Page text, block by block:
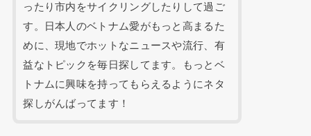
ったり市内をサイクリングしたりして過ご
す。日本人のベトナム愛がもっと高まるた
めに、現地でホットなニュースや流行、有
益なトピックを毎日探してます。もっとベ
トナムに興味を持ってもらえるようにネタ
探しがんばってます！